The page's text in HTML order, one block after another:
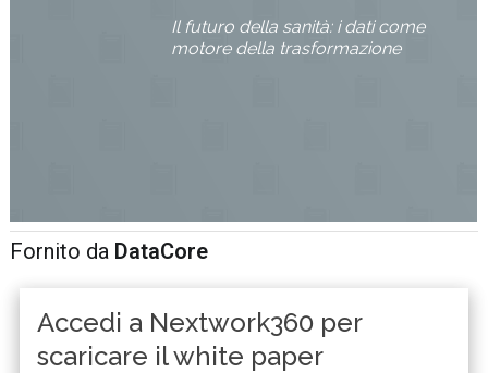
Il futuro della sanità: i dati come
motore della trasformazione
Fornito da DataCore
Accedi a Nextwork360 per
scaricare il white paper